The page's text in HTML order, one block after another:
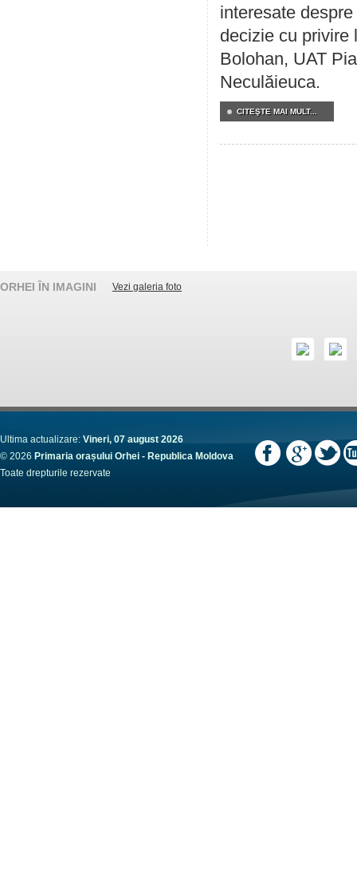
interesate
decizie cu privire
Bolohan, UAT
Neculăieuca.
CITEŞTE MAI MULT...
ORHEI ÎN IMAGINI Vezi galeria foto
Ultima actualizare: Vineri, 07 august 2026
© 2026 Primaria orașului Orhei - Republica Moldova
Toate drepturile rezervate